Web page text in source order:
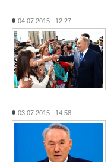
04.07.2015 12:27
03.07.2015 14:58